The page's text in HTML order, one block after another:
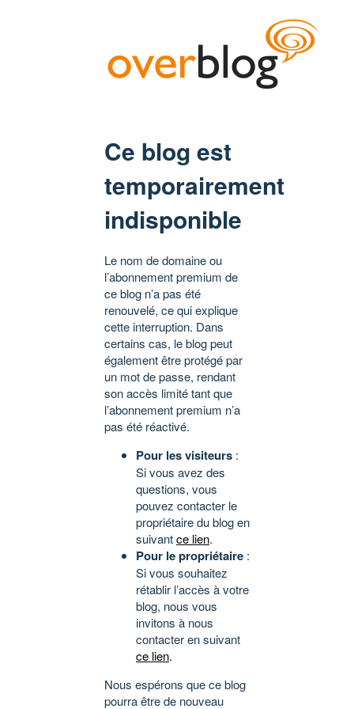
Ce blog est
temporairement
indisponible
Le nom de domaine ou
l’abonnement premium de
ce blog n’a pas été
renouvelé, ce qui explique
cette interruption. Dans
certains cas, le blog peut
également être protégé par
un mot de passe, rendant
son accès limité tant que
l’abonnement premium n’a
pas été réactivé.
Pour les visiteurs :
Si vous avez des
questions, vous
pouvez contacter le
propriétaire du blog en
suivantce lien.
Pour le propriétaire :
Si vous souhaitez
rétablir l’accès à votre
blog, nous vous
invitons à nous
contacter en suivant
ce lien.
Nous espérons que ce blog
pourra être de nouveau